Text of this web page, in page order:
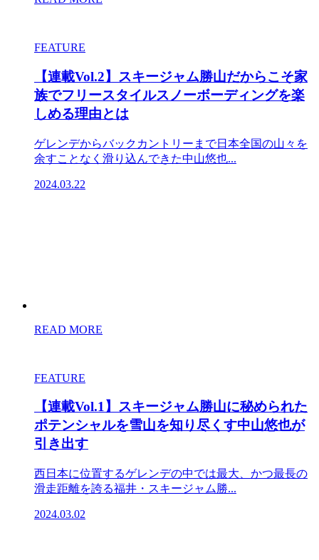
FEATURE
【連載Vol.2】スキージャム勝山だからこそ家
族でフリースタイルスノーボーディングを楽
しめる理由とは
ゲレンデからバックカントリーまで日本全国の山々を
余すことなく滑り込んできた中山悠也...
2024.03.22
READ MORE
FEATURE
【連載Vol.1】スキージャム勝山に秘められた
ポテンシャルを雪山を知り尽くす中山悠也が
引き出す
西日本に位置するゲレンデの中では最大、かつ最長の
滑走距離を誇る福井・スキージャム勝...
2024.03.02